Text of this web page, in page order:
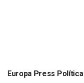
Europa Press Política